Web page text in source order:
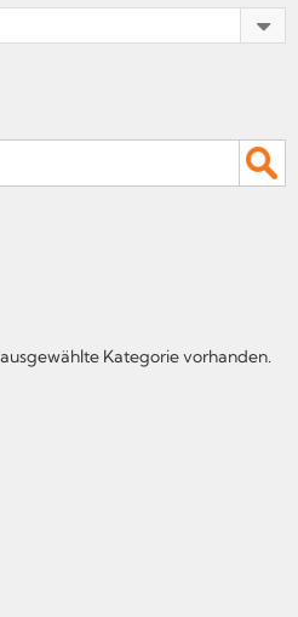
Kategorie vorhanden.